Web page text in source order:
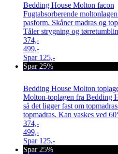
Bedding House Molton facon
Fugtabsorberende
pasform. Skåner madras og
Tåler strygning og
374,-
499,-
Spar 125,-
Spar 25%
Bedding House Molton
Molton-toplagen fra Bedding
så det ligger fast om
topmadras. Kan vaskes ved
374,-
499,-
Spar 125,-
Spar 25%